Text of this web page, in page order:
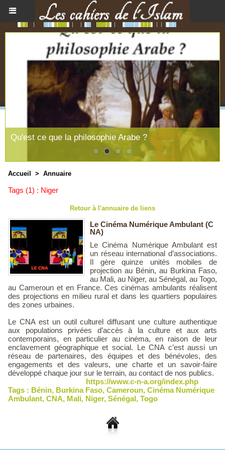
Qu'est ce que la philosophie Arabe ?
Accueil > Annuaire
Tags (1) : Niger
Retour à l'annuaire de liens
Le Cinéma Numérique Ambulant (C
NA)
Le Cinéma Numérique Ambulant est
un réseau international d’associations.
Il gère quinze unités mobiles de
projection au Bénin, au Burkina Faso,
au Mali, au Niger, au Sénégal, au Togo,
au Cameroun et en France. Ces cinémas ambulants réalisent
des projections en milieu rural et dans les quartiers populaires
des zones urbaines.
Le CNA est un outil culturel diffusant une culture authentique
aux populations privées d’accès à la culture et aux arts
contemporains, en particulier au cinéma, en raison de leur
enclavement géographique et social. Le CNA c’est aussi un
réseau de partenaires, des équipes et des bénévoles, des
engagements et des valeurs, une charte et un savoir-faire
développé chaque jour sur le terrain, au contact de nos publics.
https://www.c-n-a.org/index.php
Tags : Bénin, Burkina Faso, Cameroun, Cinéma Numérique
Ambulant, CNA, Mali, Niger, Sénégal, Togo